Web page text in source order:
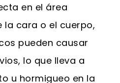
en el área
la cara o el cuerpo,
pueden causar
lo que lleva a
u hormigueo en la